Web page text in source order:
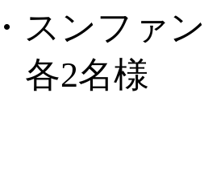
スンファ
各2名様